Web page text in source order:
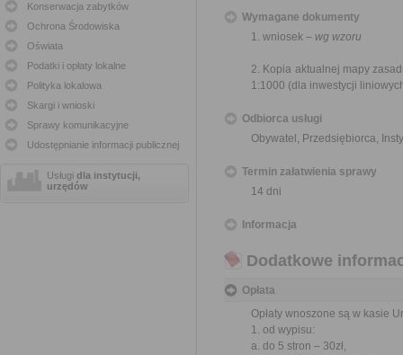
Konserwacja zabytków
Ochrona Środowiska
Oświata
Podatki i opłaty lokalne
Polityka lokalowa
Skargi i wnioski
Sprawy komunikacyjne
Udostępnianie informacji publicznej
Usługi dla instytucji,
urzędów
Wymagane dokumenty
1. wniosek – wg wzoru
2. Kopia aktualnej mapy
1:1000 (dla inwestycji
Odbiorca usługi
Obywatel, Przedsiębiorca,
Termin załatwienia sprawy
14 dni
Informacja
Dodatkowe
Opłata
Opłaty wnoszone są w kasie
1. od wypisu:
a. do 5 stron – 30zł,